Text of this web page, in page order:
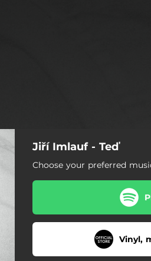
Jiří Imlauf - Teď
Choose your preferred
Vinyl,